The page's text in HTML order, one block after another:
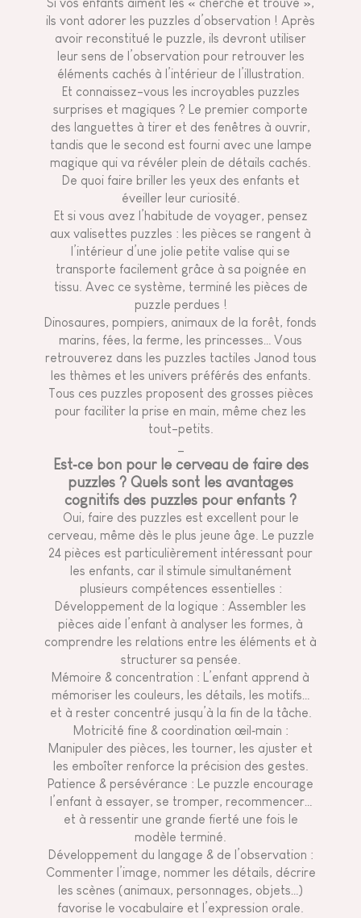
Si vos enfants aiment les « cherche et trouve »,
ils vont adorer les puzzles d’observation ! Après
avoir reconstitué le puzzle, ils devront utiliser
leur sens de l’observation pour retrouver les
éléments cachés à l’intérieur de l’illustration.
Et connaissez-vous les incroyables puzzles
surprises et magiques ? Le premier comporte
des languettes à tirer et des fenêtres à ouvrir,
tandis que le second est fourni avec une lampe
magique qui va révéler plein de détails cachés.
De quoi faire briller les yeux des enfants et
éveiller leur curiosité.
Et si vous avez l’habitude de voyager, pensez
aux valisettes puzzles : les pièces se rangent à
l’intérieur d’une jolie petite valise qui se
transporte facilement grâce à sa poignée en
tissu. Avec ce système, terminé les pièces de
puzzle perdues !
Dinosaures, pompiers, animaux de la forêt, fonds
marins, fées, la ferme, les princesses… Vous
retrouverez dans les puzzles tactiles Janod tous
les thèmes et les univers préférés des enfants.
Tous ces puzzles proposent des grosses pièces
pour faciliter la prise en main, même chez les
tout-petits.
Est‑ce bon pour le cerveau de faire des
puzzles ? Quels sont les avantages
cognitifs des puzzles pour enfants ?
Oui, faire des puzzles est excellent pour le
cerveau, même dès le plus jeune âge. Le puzzle
24 pièces est particulièrement intéressant pour
les enfants, car il stimule simultanément
plusieurs compétences essentielles :
Développement de la logique : Assembler les
pièces aide l’enfant à analyser les formes, à
comprendre les relations entre les éléments et à
structurer sa pensée.
Mémoire & concentration : L’enfant apprend à
mémoriser les couleurs, les détails, les motifs…
et à rester concentré jusqu’à la fin de la tâche.
Motricité fine & coordination œil‑main :
Manipuler des pièces, les tourner, les ajuster et
les emboîter renforce la précision des gestes.
Patience & persévérance : Le puzzle encourage
l’enfant à essayer, se tromper, recommencer…
et à ressentir une grande fierté une fois le
modèle terminé.
Développement du langage & de l’observation :
Commenter l’image, nommer les détails, décrire
les scènes (animaux, personnages, objets…)
favorise le vocabulaire et l’expression orale.